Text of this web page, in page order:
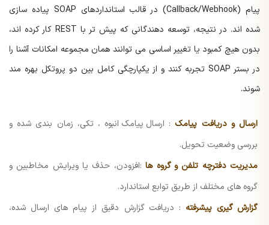
پیام (Callback/Webhook) در قالب استانداردهای SOAP پیاده سازی
شده اند. در نتیجه، توسعه دهندگانی که پیش تر با REST کار کرده اند،
بدون هیچ کمبود یا تغییر اساسی می توانند همان مجموعه امکانات آشنا را
در بستر SOAP تجربه کنند و از یکپارچگی کامل بین دو پروتکل بهره مند
شوند.
ارسال و دریافت پیامک : ارسال پیامک انبوه ، تکی، زمان بندی شده و
بررسی وضعیت تحویل.
مدیریت دفترچه تلفن و گروه ها:افزودن، حذف یا ویرایش مخاطبین و
گروه های مختلف از طریق توابع استاندارد.
گزارش گیری پیشرفته : دریافت گزارش دقیق از پیام های ارسال شده،